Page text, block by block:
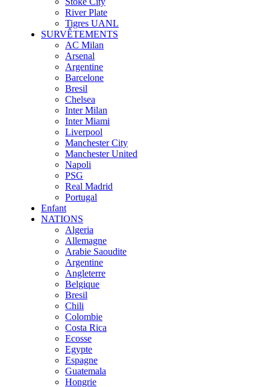
River Plate
Tigres UANL
SURVÊTEMENTS
AC Milan
Arsenal
Argentine
Barcelone
Bresil
Chelsea
Inter Milan
Inter Miami
Liverpool
Manchester City
Manchester United
Napoli
PSG
Real Madrid
Portugal
Enfant
NATIONS
Algeria
Allemagne
Arabie Saoudite
Argentine
Angleterre
Belgique
Bresil
Chili
Colombie
Costa Rica
Ecosse
Egypte
Espagne
Guatemala
Hongrie